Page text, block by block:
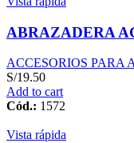
ABRAZADERA
ACCESORIOS PARA
S/19.50
Add to cart
Cód.: 1572
Vista rápida